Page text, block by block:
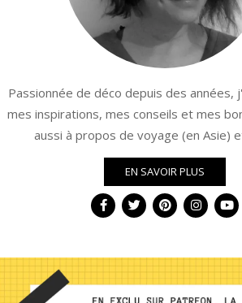
Passionnée de déco depuis des années,
mes inspirations, mes conseils et mes
aussi à propos de voyage (en Asie)
EN SAVOIR PLUS